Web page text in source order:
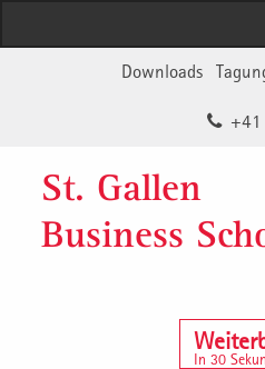
Downloads
+41
St. Gallen
Business
In 30